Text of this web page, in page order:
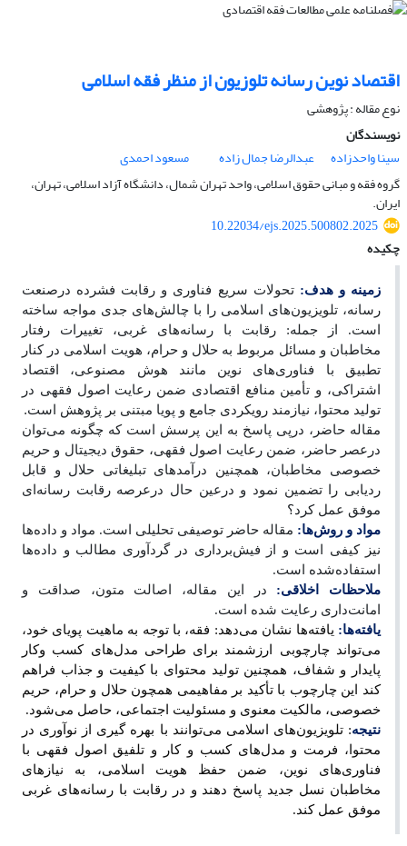
اقتصاد نوین رسانه تلوزیون از منظر فقه اسلامی
نوع مقاله : پژوهشی
نویسندگان
سینا واحدزاده
عبدالرضا جمال زاده
مسعود احمدی
گروه فقه و مبانی حقوق اسلامی، واحد تهران شمال، دانشگاه آزاد اسلامی، تهران،
ایران.
10.22034/ejs.2025.500802.2025
چکیده
زمینه و هدف: تحولات سریع فناوری و رقابت فشرده درصنعت
رسانه، تلویزیون‌های اسلامی را با چالش‌های جدی مواجه ساخته
است. از جمله: رقابت با رسانه‌های غربی، تغییرات رفتار
مخاطبان و مسائل مربوط به حلال و حرام، هویت اسلامی در کنار
تطبیق با فناوری‌های نوین مانند هوش مصنوعی، اقتصاد
اشتراکی، و تأمین منافع اقتصادی ضمن رعایت اصول فقهی در
تولید محتوا، نیازمند رویکردی جامع و پویا مبتنی بر پژوهش است.
مقاله حاضر، درپی پاسخ به این پرسش است که چگونه می‌توان
درعصر حاضر، ضمن رعایت اصول فقهی، حقوق دیجیتال و حریم
خصوصی مخاطبان، همچنین درآمدهای تبلیغاتی حلال و قابل
ردیابی را تضمین نمود و درعین حال درعرصه رقابت رسانه‌ای
موفق عمل کرد؟
مواد و روش‌ها: مقاله حاضر توصیفی تحلیلی است. مواد و داده‌ها
نیز کیفی است و از فیش‌برداری در گردآوری مطالب و داده‌ها
استفاده‌شده است.
ملاحظات اخلاقی:
در این مقاله، اصالت متون، صداقت و
امانت‌داری رعایت شده است.
یافته‌ها: یافته‌ها نشان می‌دهد: فقه، با توجه به ماهیت پویای خود،
می‌تواند چارچوبی ارزشمند برای طراحی مدل‌های کسب‌ وکار
پایدار و شفاف، همچنین تولید محتوای با کیفیت و جذاب فراهم
کند این چارچوب با تأکید بر مفاهیمی همچون حلال و حرام، حریم
خصوصی، مالکیت معنوی و مسئولیت اجتماعی، حاصل می‌شود.
نتیجه: تلویزیون‌های اسلامی می‌توانند با بهره‌ گیری از نوآوری در
محتوا، فرمت و مدل‌های کسب‌ و کار و تلفیق اصول فقهی با
فناوری‌های نوین، ضمن حفظ هویت اسلامی، به نیازهای
مخاطبان نسل جدید پاسخ دهند و در رقابت با رسانه‌های غربی
موفق عمل کند.